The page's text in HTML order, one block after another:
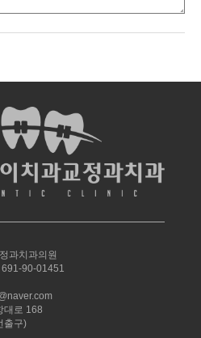
과치과의원
90-01451
대로 168
출구)